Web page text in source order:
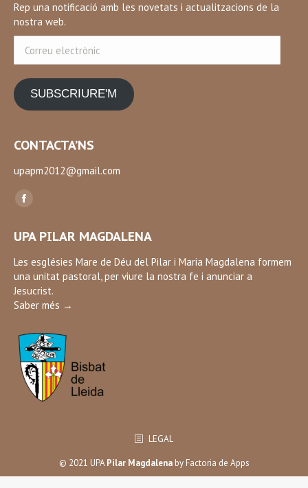
Rep una notificació amb les novetats i actualitzacions de la
nostra web.
electrònic
SUBSCRIURE'M
CONTACTA’NS
upapm2012@gmail.com
Find us on:
Facebook
opens
in
new
window
UPA PILAR MAGDALENA
Les esglésies Mare de Déu del Pilar i Maria Magdalena formem
una unitat pastoral, per viure la nostra fe i anunciar a
Jesucrist.
Saber més →
LEGAL
© 2021 UPAPilar Magdalenaby Factoria de Apps